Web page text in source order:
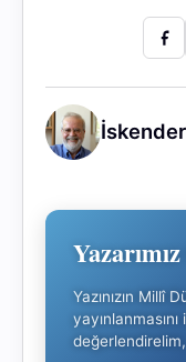
Yazınızın Millî